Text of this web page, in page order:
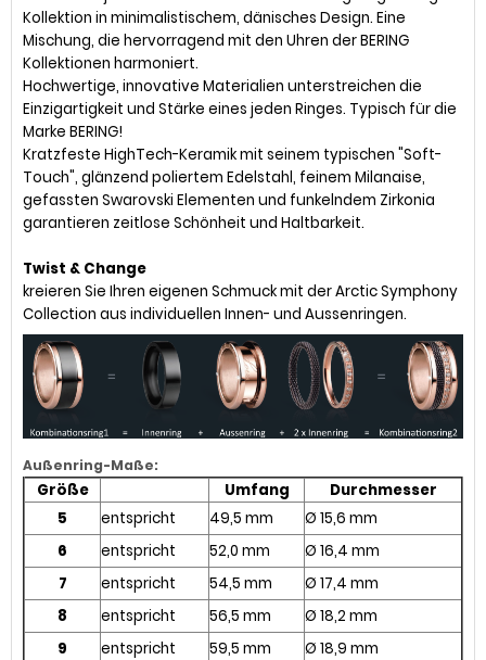
Kollektion in minimalistischem, dänisches Design. Eine
Mischung, die hervorragend mit den Uhren der BERING
Kollektionen harmoniert.
Hochwertige, innovative Materialien unterstreichen die
Einzigartigkeit und Stärke eines jeden Ringes. Typisch für die
Marke BERING!
Kratzfeste HighTech-Keramik mit seinem typischen "Soft-
Touch", glänzend poliertem Edelstahl, feinem Milanaise,
gefassten Swarovski Elementen und funkelndem Zirkonia
garantieren zeitlose Schönheit und Haltbarkeit.
Twist & Change
kreieren Sie Ihren eigenen Schmuck mit der Arctic Symphony
Collection aus individuellen Innen- und Aussenringen.
Außenring-Maße:
Größe Umfang
Durchmesser
5
entspricht 49,5 mm
Ø 15,6 mm
6
entspricht 52,0 mm
Ø 16,4 mm
7
entspricht 54,5 mm
Ø 17,4 mm
8
entspricht 56,5 mm
Ø 18,2 mm
9
entspricht 59,5 mm
Ø 18,9 mm